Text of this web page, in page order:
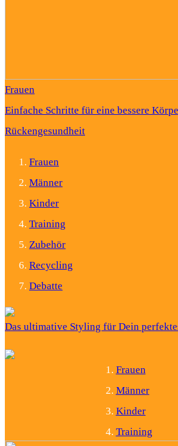
Frauen
Einfache Schritte für eine bessere
Rückengesundheit
Frauen
Männer
Kinder
Training
Zubehör
Recycling
Debatte
Das ultimative Styling für Dein
Frauen
Männer
Kinder
Training